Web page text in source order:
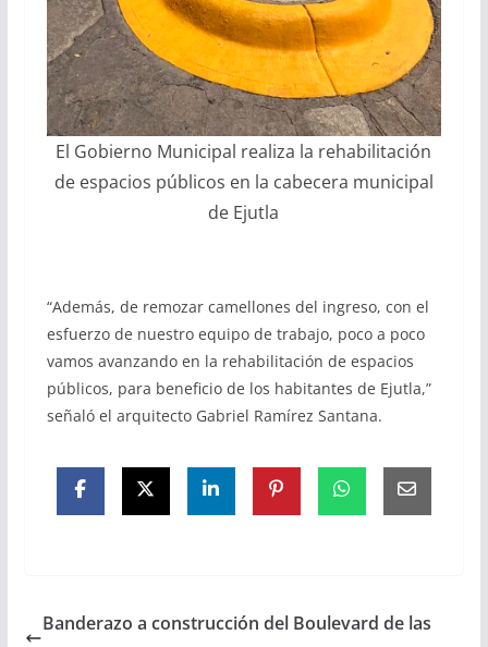
El Gobierno Municipal realiza la rehabilitación
de espacios públicos en la cabecera municipal
de Ejutla
“Además, de remozar camellones del ingreso, con el
esfuerzo de nuestro equipo de trabajo, poco a poco
vamos avanzando en la rehabilitación de espacios
públicos, para beneficio de los habitantes de Ejutla,”
señaló el arquitecto Gabriel Ramírez Santana.
Banderazo a construcción del Boulevard de las